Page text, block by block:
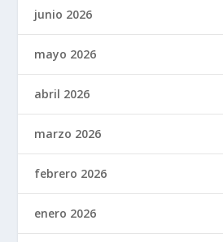
junio 2026
mayo 2026
abril 2026
marzo 2026
febrero 2026
enero 2026